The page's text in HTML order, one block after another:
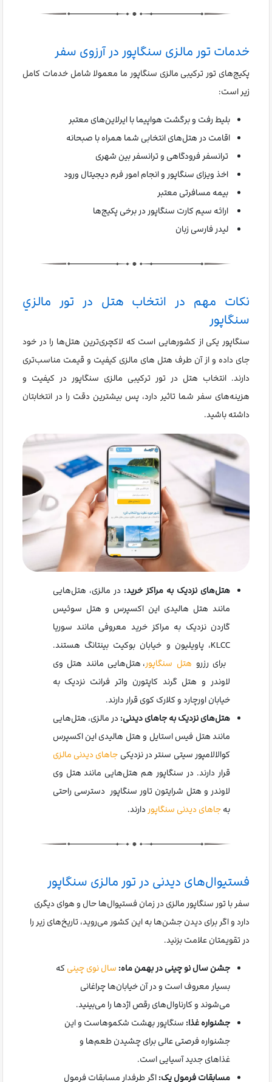
خدمات تور مالزی سنگاپور در آرزوی سفر
پکیج‌های تور ترکیبی مالزی سنگاپور ما معمولا شامل خدمات کامل
زیر است:
بلیط رفت و برگشت هواپیما با ایرلاین‌های معتبر
اقامت در هتل‌های انتخابی شما همراه با صبحانه
ترانسفر فرودگاهی و ترانسفر بین شهری
اخذ ویزای سنگاپور و انجام امور فرم دیجیتال ورود
بیمه مسافرتی معتبر
ارائه سیم کارت سنگاپور در برخی پکیج‌ها
لیدر فارسی زبان
نکات مهم در انتخاب هتل در تور مالزي
سنگاپور
سنگاپور یکی از کشورهایی است که لاکچری‌ترین هتل‌ها را در خود
جای داده و از آن طرف هتل های مالزی کیفیت و قیمت مناسب‌تری
دارند. انتخاب هتل در تور ترکیبی مالزی سنگاپور در کیفیت و
هزینه‌های سفر شما تاثیر دارد، پس بیشترین دقت را در انتخابتان
داشته باشید.
هتل‌های نزدیک به مراکز خرید: در مالزی، هتل‌هایی
مانند هتل هالیدی این اکسپرس و هتل سوئیس
گاردن نزدیک به مراکز خرید معروفی مانند سوریا
KLCC، پاویلیون و خیابان بوکیت بینتانگ هستند.
برای رزرو هتل سنگاپور، هتل‌هایی مانند هتل وی
لاوندر و هتل گرند کاپتورن واتر فرانت نزدیک به
خیابان اورچارد و کلارک کوی قرار دارند.
هتل‌های نزدیک به جاهای دیدنی: در مالزی، هتل‌هایی
مانند هتل فیس استایل و هتل هالیدی این اکسپرس
کوالالامپور سیتی سنتر در نزدیکی جاهای دیدنی مالزی
قرار دارند. در سنگاپور هم هتل‌هایی مانند هتل وی
لاوندر و هتل شرایتون تاور سنگاپور دسترسی راحتی
بهجاهای دیدنی سنگاپور دارند.
فستیوال‌های دیدنی در تور مالزی سنگاپور
سفر با تور سنگاپور مالزی در زمان فستیوال‌ها حال و هوای دیگری
دارد و اگر برای دیدن جشن‌ها به این کشور می‌روید، تاریخ‌های زیر را
در تقویمتان علامت بزنید.
جشن سال نو چینی در بهمن ماه: سال نوی چینی که
بسیار معروف است و در آن خیابان‌ها چراغانی
می‌شوند و کارناوال‌های رقص اژدها را می‌بینید.
جشنواره غذا: سنگاپور بهشت شکموهاست و این
جشنواره فرصتی عالی برای چشیدن طعم‌ها و
غذاهای جدید آسیایی است.
مسابقات فرمول یک:اگر طرفدار مسابقات فرمول